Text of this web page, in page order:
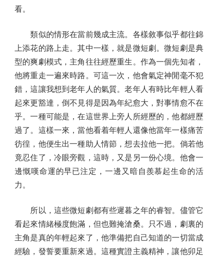
看。
類似的情形在當前幾成主流。各樣敘事似乎都往錦
上添花的路上走。其中一樣，就是微短劇。微短劇是典
型的爽劇模式，主角往往經歷重生。作為一個先知者，
他將重走一遍來時路。可這一次，他會氣定神閒毫不犯
錯，這讓我想到老年人的氣質。老年人有時比年輕人看
起來更豁達，倒不見得是因為年紀愈大，對事情愈不在
乎。一種可能是，在這世界上旁人所經歷的，他都經歷
過了。這樣一來，當他看着年輕人還像他當年一樣痛苦
彷徨，他便生出一種助人情節，想去拉他一把。倘若他
竟忍住了，冷眼旁觀，這時，又是另一份心境。他會一
邊慨嘆命運的早已注定，一邊又暗自羨慕起生命的活
力。
所以，這些微短劇都有些遲暮之年的睿智。儘管它
看起來情緒極度飽滿，但也難掩滄桑。只不過，劇裏的
主角是真的年輕起來了，他準備把自己知道的一切當成
經驗，發誓要重新來過。這種實證主義精神，讓他卯足